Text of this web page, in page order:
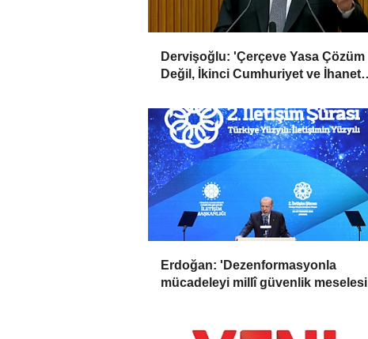
Dervişoğlu: 'Çerçeve Yasa Çözüm
Değil, İkinci Cumhuriyet ve İhanet
Erdoğan: 'Dezenformasyonla
mücadeleyi millî güvenlik meselesi